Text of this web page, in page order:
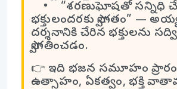
• “శరణుఘోషతో సన్నిధి
భక్తులందరకు స్వాగతం” —
దర్శనానికి చేరిన భక్తులను
స్వాగతించడం.
👉 ఇది భజన సమూహం
ఉత్సాహం, ఏకత్వం, భక్తి